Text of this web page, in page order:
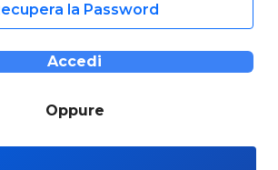
la Password
Accedi
Oppure